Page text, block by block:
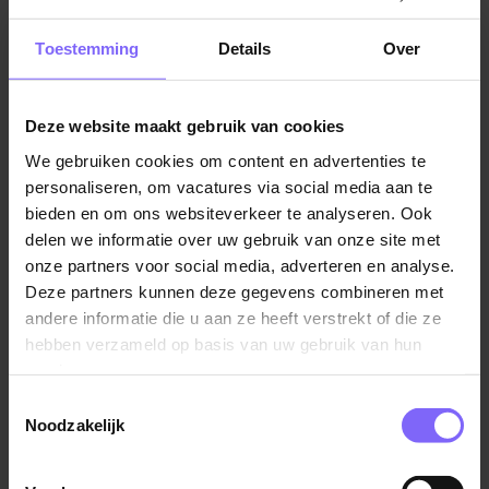
Toestemming Details Over
Deze website maakt gebruik van cookies
We gebruiken cookies om content en advertenties te
personaliseren, om vacatures via social media aan te
bieden en om ons websiteverkeer te analyseren. Ook
delen we informatie over uw gebruik van onze site met
onze partners voor social media, adverteren en analyse.
Deze partners kunnen deze gegevens combineren met
andere informatie die u aan ze heeft verstrekt of die ze
hebben verzameld op basis van uw gebruik van hun
Noodzakelijk
Vul hier je Skillsprofiel in
voor de ideale
vacaturematch!
Skillsprofiel